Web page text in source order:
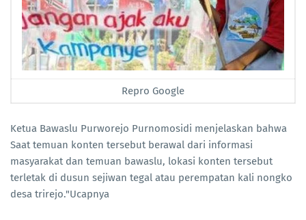
Repro Google
Ketua Bawaslu Purworejo Purnomosidi menjelaskan bahwa
Saat temuan konten tersebut berawal dari informasi
masyarakat dan temuan bawaslu, lokasi konten tersebut
terletak di dusun sejiwan tegal atau perempatan kali nongko
desa trirejo."Ucapnya